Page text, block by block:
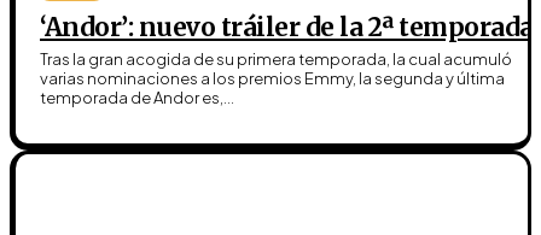
‘Andor’: nuevo tráiler de la 2ª temporada
Tras la gran acogida de su primera temporada, la cual acumuló
varias nominaciones a los premios Emmy, la segunda y última
temporada de Andor es,...